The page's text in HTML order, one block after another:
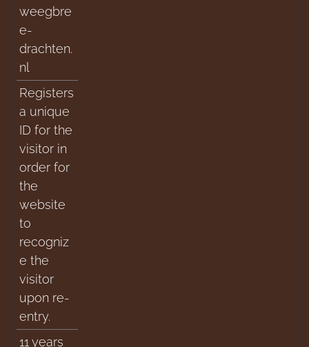
weegbre
e-
drachten.
nl
Registers
a unique
ID for the
visitor in
order for
the
website
to
recogniz
e the
visitor
upon re-
entry.
11 years